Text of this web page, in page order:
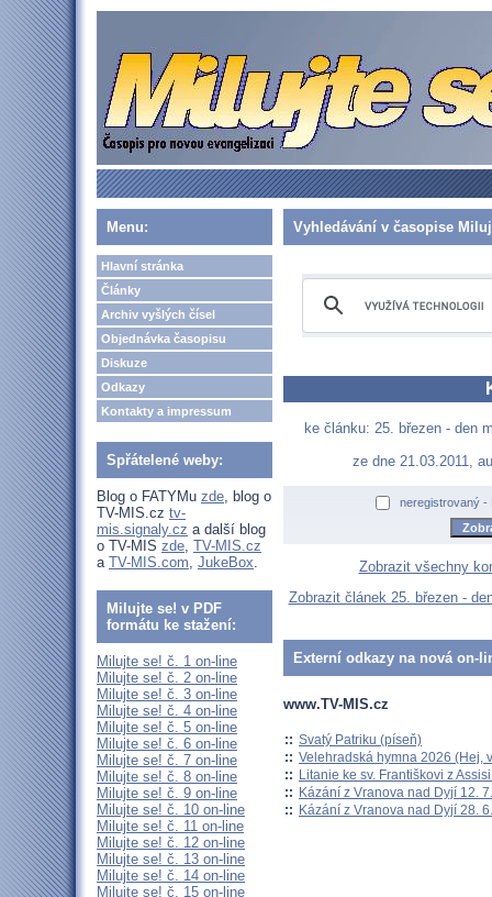
Menu:
Hlavní stránka
Články
Archiv vyšlých čísel
Objednávka časopisu
Diskuze
Odkazy
Kontakty a impressum
Spřátelené weby:
Blog o FATYMu zde, blog o
TV-MIS.cz tv-
mis.signaly.cz a další blog
o TV-MIS zde, TV-MIS.cz
a TV-MIS.com, JukeBox.
Milujte se! v PDF
formátu ke stažení:
Milujte se! č. 1 on-line
Milujte se! č. 2 on-line
Milujte se! č. 3 on-line
Milujte se! č. 4 on-line
Milujte se! č. 5 on-line
Milujte se! č. 6 on-line
Milujte se! č. 7 on-line
Milujte se! č. 8 on-line
Milujte se! č. 9 on-line
Milujte se! č. 10 on-line
Milujte se! č. 11 on-line
Milujte se! č. 12 on-line
Milujte se! č. 13 on-line
Milujte se! č. 14 on-line
Milujte se! č. 15 on-line
Vyhledávání v časopise
ke článku: 25. březen - den
ze dne 21.03.2011,
neregistrovaný -
Zobrazit všechny
Zobrazit článek 25. březen -
Externí odkazy na nová on-
www.TV-MIS.cz
:: Svatý Patriku (píseň)
:: Velehradská hymna 2026 (Hej,
:: Litanie ke sv. Františkovi z
:: Kázání z Vranova nad Dyjí 12.
:: Kázání z Vranova nad Dyjí 28.